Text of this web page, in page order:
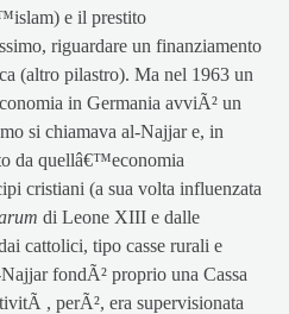
e il prestito
riguardare un finanziamento
(altro pilastro). Ma nel 1963 un
in Germania avviÃ² un
si chiamava al-Najjar e, in
da quellâ€™economia
cristiani (a sua volta influenzata
di Leone XIII e dalle
cattolici, tipo casse rurali e
fondÃ² proprio una Cassa
, perÃ², era supervisionata